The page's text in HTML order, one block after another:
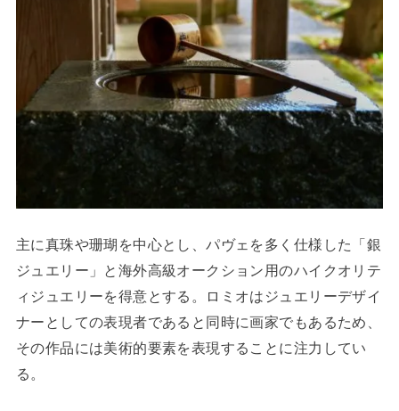
主に真珠や珊瑚を中心とし、パヴェを多く仕様した「銀
ジュエリー」と海外高級オークション用のハイクオリテ
ィジュエリーを得意とする。ロミオはジュエリーデザイ
ナーとしての表現者であると同時に画家でもあるため、
その作品には美術的要素を表現することに注力してい
る。